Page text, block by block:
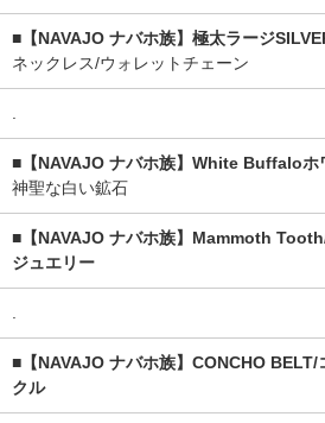
■【NAVAJO ナバホ族】極太ラージ
ネックレス/ウォレットチェーン
.
■【NAVAJO ナバホ族】White Buffaloホ
神聖な白い鉱石
■【NAVAJO ナバホ族】Mammoth
ジュエリー
.
■【NAVAJO ナバホ族】CONCHO BELT/
クル